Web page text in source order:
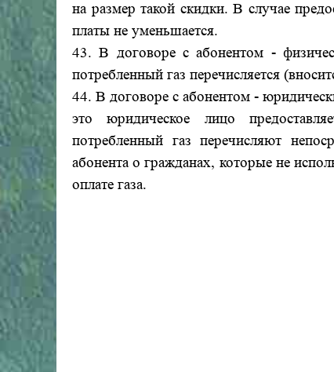
на размер такой скидки. В случае
платы не уменьшается.
43. В договоре с абонентом -
потребленный газ перечисляется
44. В договоре с абонентом -
это юридическое лицо
потребленный газ перечисляют
абонента о гражданах, которые не
оплате газа.